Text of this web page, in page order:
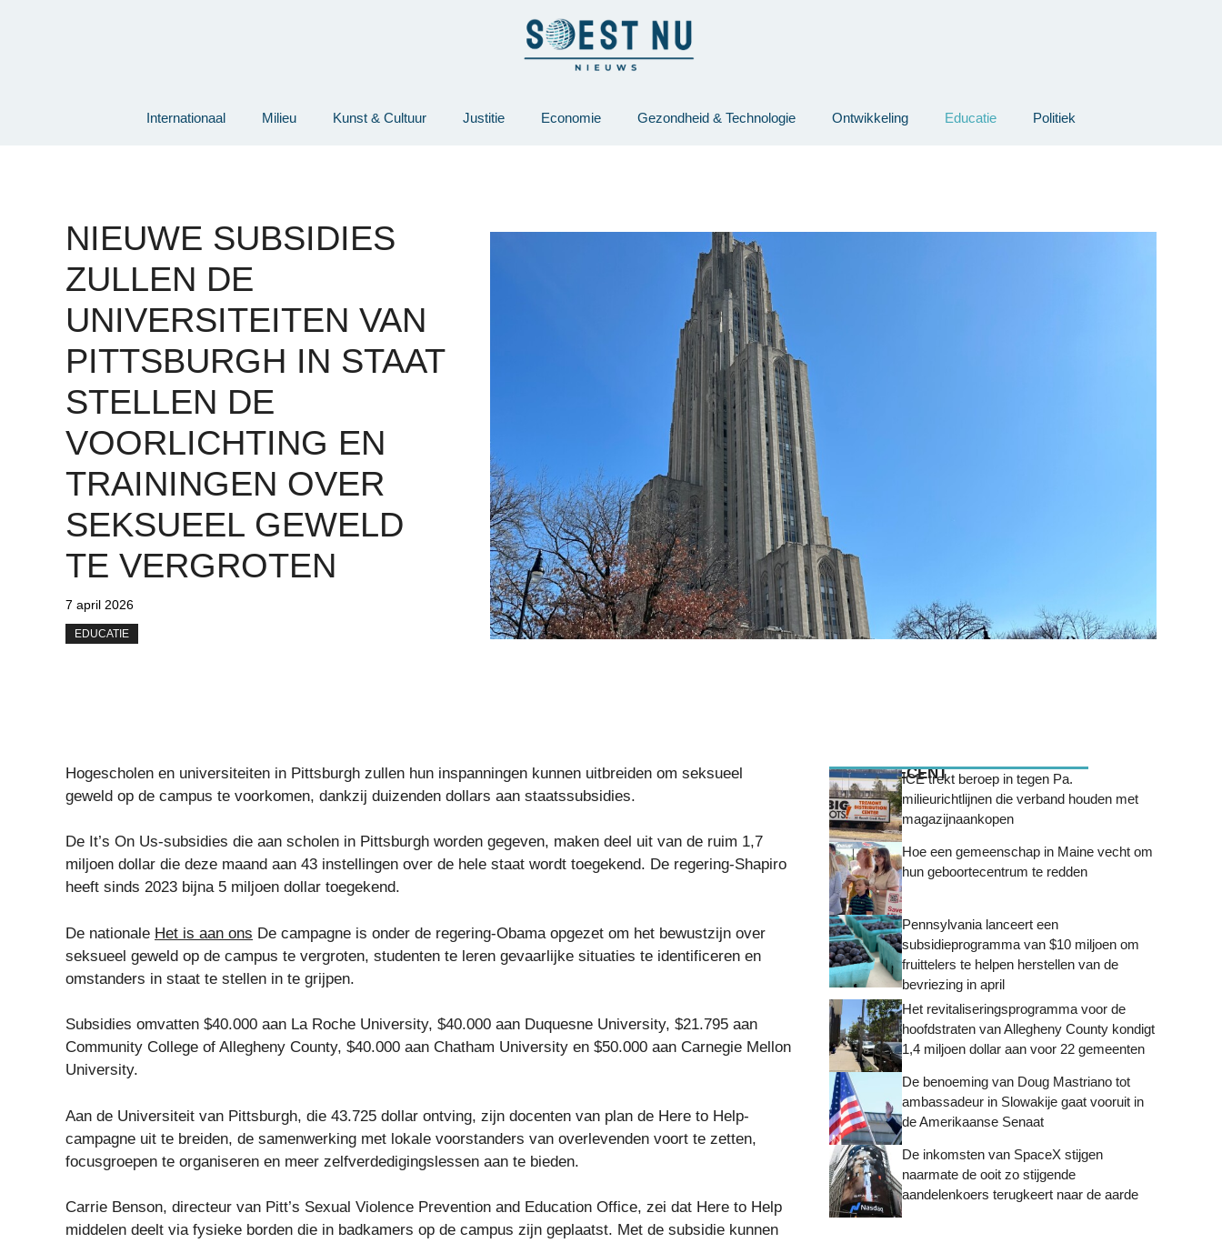
Internationaal Milieu Kunst & Cultuur Justitie Economie Gezondheid & Technologie Ontwikkeling Educatie Politiek
NIEUWE SUBSIDIES
ZULLEN DE
UNIVERSITEITEN VAN
PITTSBURGH IN STAAT
STELLEN DE
VOORLICHTING EN
TRAININGEN OVER
SEKSUEEL GEWELD
TE VERGROTEN
7 april 2026
EDUCATIE
Hogescholen en universiteiten in Pittsburgh zullen hun inspanningen kunnen uitbreiden om seksueel
geweld op de campus te voorkomen, dankzij duizenden dollars aan staatssubsidies.
De It’s On Us-subsidies die aan scholen in Pittsburgh worden gegeven, maken deel uit van de ruim 1,7
miljoen dollar die deze maand aan 43 instellingen over de hele staat wordt toegekend. De regering-Shapiro
heeft sinds 2023 bijna 5 miljoen dollar toegekend.
De nationale Het is aan ons De campagne is onder de regering-Obama opgezet om het bewustzijn over
seksueel geweld op de campus te vergroten, studenten te leren gevaarlijke situaties te identificeren en
omstanders in staat te stellen in te grijpen.
Subsidies omvatten $40.000 aan La Roche University, $40.000 aan Duquesne University, $21.795 aan
Community College of Allegheny County, $40.000 aan Chatham University en $50.000 aan Carnegie Mellon
University.
Aan de Universiteit van Pittsburgh, die 43.725 dollar ontving, zijn docenten van plan de Here to Help-
campagne uit te breiden, de samenwerking met lokale voorstanders van overlevenden voort te zetten,
focusgroepen te organiseren en meer zelfverdedigingslessen aan te bieden.
Carrie Benson, directeur van Pitt’s Sexual Violence Prevention and Education Office, zei dat Here to Help
middelen deelt via fysieke borden die in badkamers op de campus zijn geplaatst. Met de subsidie ​​kunnen
MEEST RECENTICE trekt beroep in tegen Pa.
milieurichtlijnen die verband houden met
magazijnaankopen
Hoe een gemeenschap in Maine vecht om
hun geboortecentrum te redden
Pennsylvania lanceert een
subsidieprogramma van $10 miljoen om
fruittelers te helpen herstellen van de
bevriezing in april
Het revitaliseringsprogramma voor de
hoofdstraten van Allegheny County kondigt
1,4 miljoen dollar aan voor 22 gemeenten
De benoeming van Doug Mastriano tot
ambassadeur in Slowakije gaat vooruit in
de Amerikaanse Senaat
De inkomsten van SpaceX stijgen
naarmate de ooit zo stijgende
aandelenkoers terugkeert naar de aarde